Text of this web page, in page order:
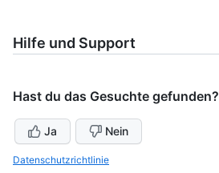
Hilfe und Support
Hast du das Gesuchte gefunden?
Ja Nein
Datenschutzrichtlinie